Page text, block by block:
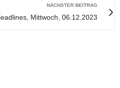
NÄCHSTER BEITRAG
Mittwoch, 06.12.2023